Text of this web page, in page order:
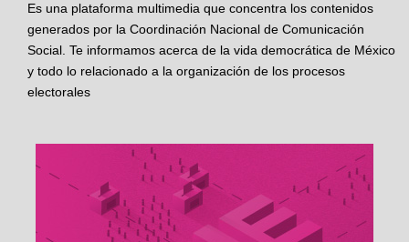
Es una plataforma multimedia que concentra los contenidos
generados por la Coordinación Nacional de Comunicación
Social. Te informamos acerca de la vida democrática de México
y todo lo relacionado a la organización de los procesos
electorales